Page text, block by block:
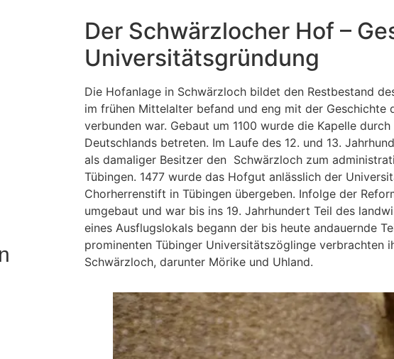
Der Schwärzlocher Hof –
Universitätsgründung
Die Hofanlage in Schwärzloch bildet den Restbestand
im frühen Mittelalter befand und eng mit der Geschichte
verbunden war. Gebaut um 1100 wurde die Kapelle
Deutschlands betreten. Im Laufe des 12. und 13.
als damaliger Besitzer den Schwärzloch zum
Tübingen. 1477 wurde das Hofgut anlässlich der
Chorherrenstift in Tübingen übergeben. Infolge der
umgebaut und war bis ins 19. Jahrhundert Teil des
eines Ausflugslokals begann der bis heute andauernde
prominenten Tübinger Universitätszöglinge verbrachten
Schwärzloch, darunter Mörike und Uhland.